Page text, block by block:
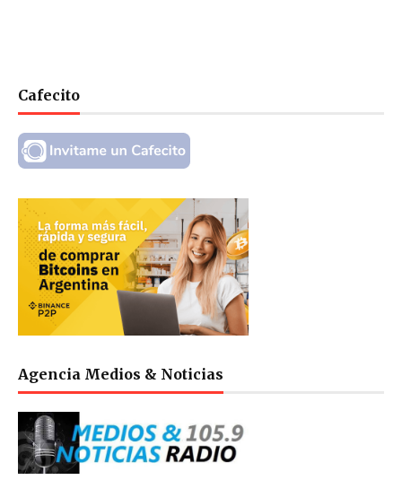
Cafecito
Agencia Medios & Noticias